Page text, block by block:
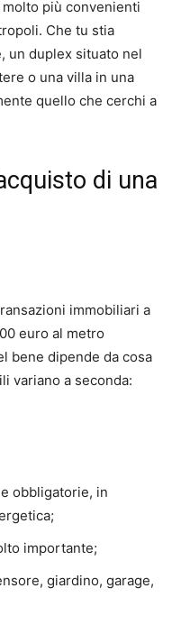
più convenienti
Che tu stia
un duplex situato nel
o una villa in una
quello che cerchi a
di una
immobiliari a
euro al metro
bene dipende da cosa
variano a seconda:
obbligatorie, in
importante;
giardino, garage,